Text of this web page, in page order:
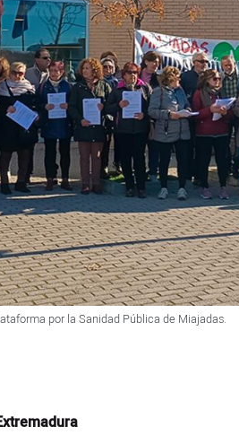
por la Sanidad Pública de Miajadas.